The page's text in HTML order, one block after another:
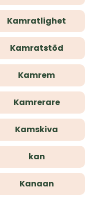
Kamratlighet
Kamratstöd
Kamrem
Kamrerare
Kamskiva
kan
Kanaan